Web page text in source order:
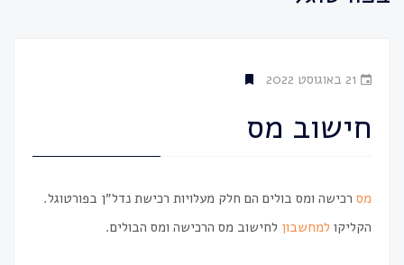
21 באוגוסט 2022
חישוב מס
מס רכישה ומס בולים הם חלק מעלויות רכישת נדל״ן בפורטוגל.
הקליקו למחשבון לחישוב מס הרכישה ומס הבולים.